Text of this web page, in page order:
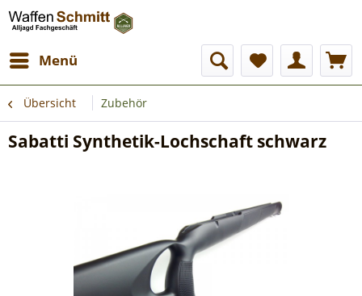
Menü
Übersicht Zubehör
Sabatti Synthetik-Lochschaft schwarz